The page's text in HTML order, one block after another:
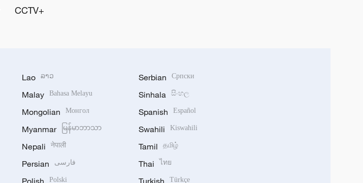
CCTV+
Lao ລາວ
Malay Bahasa Melayu
Mongolian Монгол
Myanmar မြန်မာဘာသာ
Nepali नेपाली
Persian فارسی
Polski
Serbian Српски
Sinhala සිංහල
Spanish Español
Swahili Kiswahili
Tamil தமிழ்
Thai ไทย
Türkçe